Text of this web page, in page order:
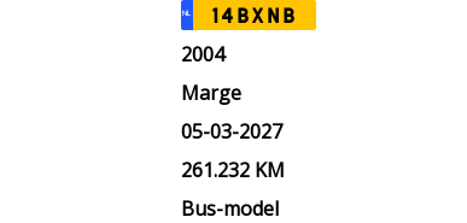
NL 14BXNB
2004
Marge
05-03-2027
261.232 KM
Bus-model